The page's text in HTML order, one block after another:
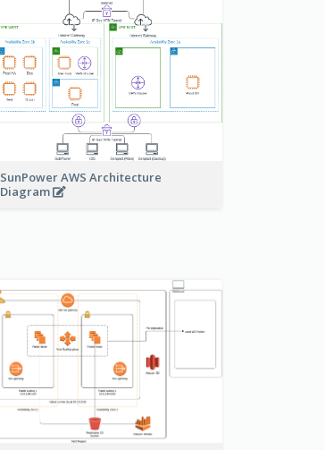
SunPower AWS Architecture
Diagram